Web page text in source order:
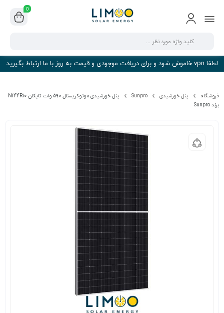
0
لطفا vpn خاموش شود و برای دریافت موجودی و قیمت به روز با ما ارتباط بگیرید
فروشگاه پنل خورشیدی Sunpro
پنل خورشیدی مونوکریستال 590 وات تاپکان N144R10
برند Sunpro